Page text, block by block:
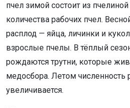
пчел зимой состоит из
количества рабочих пчел.
расплод — яйца, личинки и
взрослые пчелы. В тёплый
рождаются трутни, которые
медосбора. Летом численность
увеличивается.